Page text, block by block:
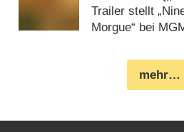
Starttermin
Trailer stellt
Morgue“ bei
mehr…